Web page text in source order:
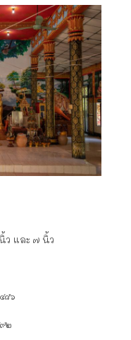
ว และ ๗ นิ้ว
๘๖
๒